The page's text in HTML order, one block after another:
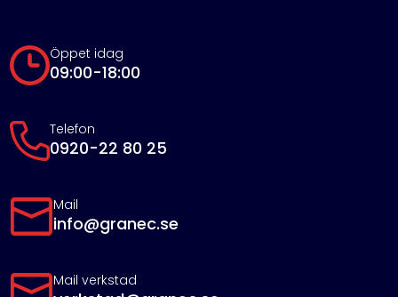
Öppet idag
09:00-18:00
Telefon
0920-22 80 25
Mail
info@granec.se
Mail verkstad